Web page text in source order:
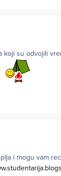
koji su odvojili
i mogu vam